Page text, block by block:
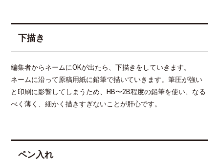
下描き
編集者からネームにOKが出たら、下描きをしていきます。
ネームに沿って原稿用紙に鉛筆で描いていきます。筆圧が強い
と印刷に影響してしまうため、HB〜2B程度の鉛筆を使い、なる
べく薄く、細かく描きすぎないことが肝心です。
ペン入れ